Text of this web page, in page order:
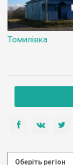
Томилівка